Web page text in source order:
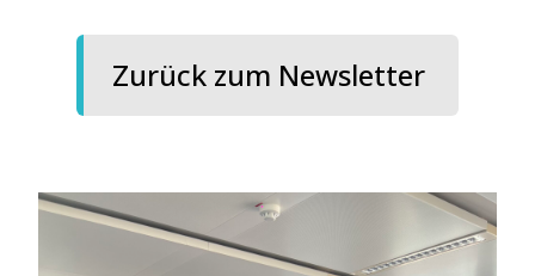
Zurück zum Newsletter